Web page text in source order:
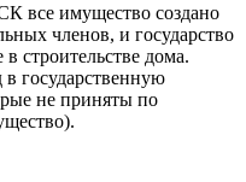
все имущество создано
членов, и государство
строительстве дома.
государственную
не приняты по